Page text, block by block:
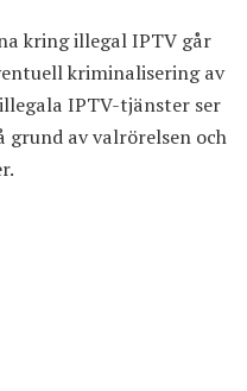
kring illegal IPTV går
kriminalisering av
IPTV-tjänster ser
av valrörelsen och